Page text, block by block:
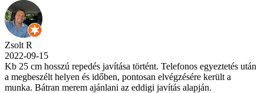
Zsolt R
2022-09-15
Kb 25 cm hosszú repedés javítása történt. Telefonos egyeztetés után
a megbeszélt helyen és időben, pontosan elvégzésére került a
munka. Bátran merem ajánlani az eddigi javítás alapján.